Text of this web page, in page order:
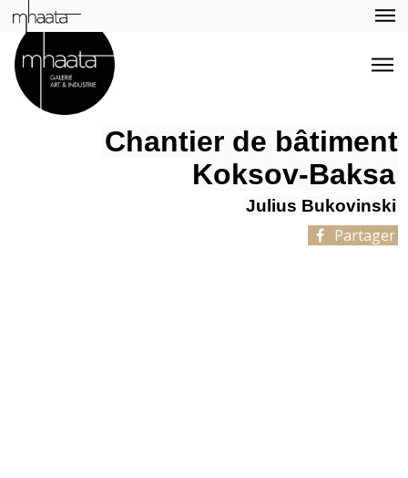
Chantier de bâtiment
Koksov-Baksa
Julius Bukovinski
Partager